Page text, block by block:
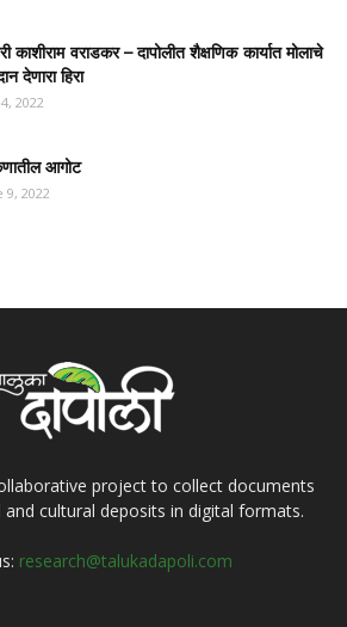
काशीराम वराडकर – दापोलीत शैक्षणिक कार्यात मोलाचे
देणारा हिरा
2022
आगोट
9, 2022
project to collect documents
cultural deposits in digital formats.
research@talukadapoli.com